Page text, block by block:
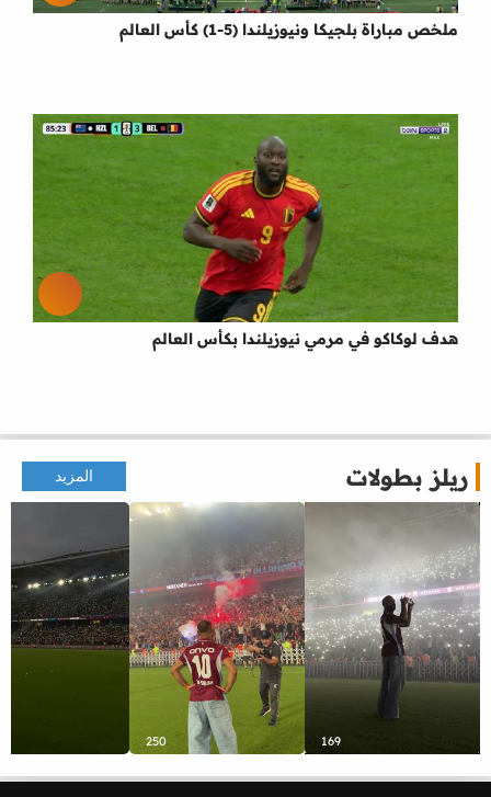
ملخص مباراة بلجيكا ونيوزيلندا (5-1) كأس العالم
هدف لوكاكو في مرمي نيوزيلندا بكأس العالم
ريلز بطولات المزيد
169
250